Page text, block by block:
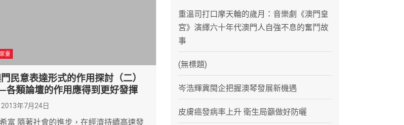
臺
民意表達形式的作用探討（二）
各類論壇的作用應得到更好發揮
2013年7月24日
富 隨著社會的進步，在經濟持續高速發
重溫司打口摩天輪的歲月：音樂劇《澳門皇
宮》演繹六十年代澳門人自強不息的奮鬥故
事
(無標題)
岑浩輝冀閩企把握澳琴發展新機遇
皮膚癌發病率上升 衛生局籲做好防曬